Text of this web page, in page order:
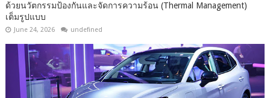
ด้วยนวัตกรรมป้องกันและจัดการความร้อน (Thermal Management)
เต็มรูปแบบ
June 24, 2026 undefined